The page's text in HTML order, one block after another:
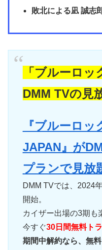
敗北による凪 誠志
「ブルーロ
DMM TVの見
『ブルーロッ
JAPAN』が
プランで見放
DMM TVでは、2024
開始。
カイザー出場の3期も
今すぐ30日間無料ト
期間中解約なら、無料